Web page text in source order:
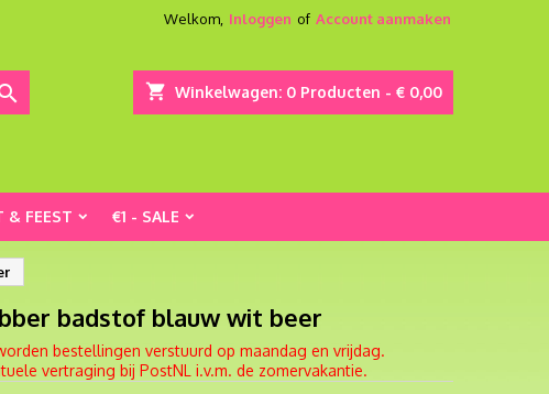
Welkom, Inloggen of Account aanmaken
shopping_cart Winkelwagen: 0 Producten - € 0,00
& FEEST €1 - SALE
badstof blauw wit beer
bestellingen verstuurd op maandag en vrijdag.
vertraging bij PostNL i.v.m. de zomervakantie.